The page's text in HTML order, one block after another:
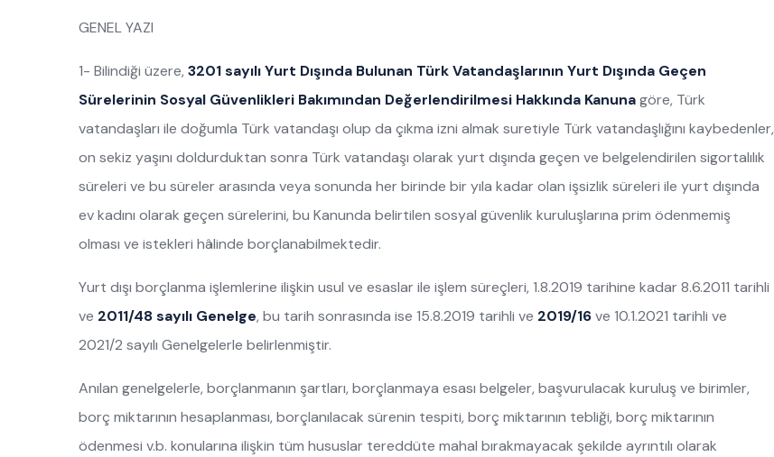
GENEL YAZI
1- Bilindiği üzere, 3201 sayılı Yurt Dışında Bulunan Türk Vatandaşlarının Yurt Dışında Geçen
Sürelerinin Sosyal Güvenlikleri Bakımından Değerlendirilmesi Hakkında Kanunagöre, Türk
vatandaşları ile doğumla Türk vatandaşı olup da çıkma izni almak suretiyle Türk vatandaşlığını kaybedenler,
on sekiz yaşını doldurduktan sonra Türk vatandaşı olarak yurt dışında geçen ve belgelendirilen sigortalılık
süreleri ve bu süreler arasında veya sonunda her birinde bir yıla kadar olan işsizlik süreleri ile yurt dışında
ev kadını olarak geçen sürelerini, bu Kanunda belirtilen sosyal güvenlik kuruluşlarına prim ödenmemiş
olması ve istekleri hâlinde borçlanabilmektedir.
Yurt dışı borçlanma işlemlerine ilişkin usul ve esaslar ile işlem süreçleri, 1.8.2019 tarihine kadar 8.6.2011 tarihli
ve 2011/48 sayılı Genelge, bu tarih sonrasında ise 15.8.2019 tarihli ve 2019/16ve 10.1.2021 tarihli ve
2021/2 sayılı Genelgelerle belirlenmiştir.
Anılan genelgelerle, borçlanmanın şartları, borçlanmaya esası belgeler, başvurulacak kuruluş ve birimler,
borç miktarının hesaplanması, borçlanılacak sürenin tespiti, borç miktarının tebliği, borç miktarının
ödenmesi v.b. konularına ilişkin tüm hususlar tereddüte mahal bırakmayacak şekilde ayrıntılı olarak